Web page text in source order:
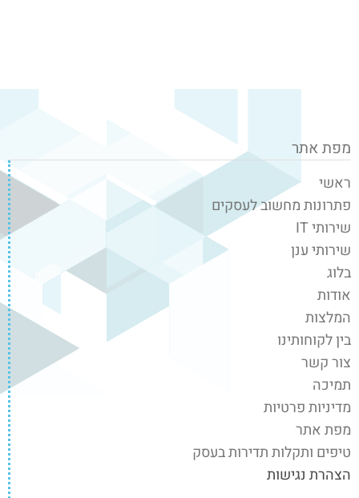
מפת אתר
ראשי
פתרונות מחשוב לעסקים
שירותי IT
שירותי ענן
בלוג
אודות
המלצות
בין לקוחותינו
צור קשר
תמיכה
מדיניות פרטיות
מפת אתר
טיפים ותקלות תדירות בעסק
הצהרת נגישות